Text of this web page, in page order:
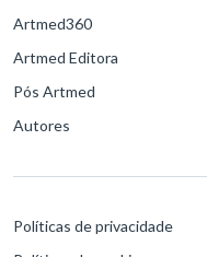
Artmed360
Artmed Editora
Pós Artmed
Autores
Políticas de privacidade